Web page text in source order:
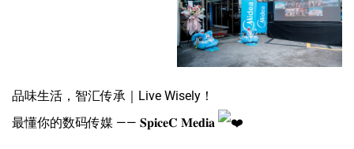
品味生活，智汇传承｜Live Wisely！
最懂你的数码传媒 —— 𝐒𝐩𝐢𝐜𝐞𝐂 𝐌𝐞𝐝𝐢𝐚